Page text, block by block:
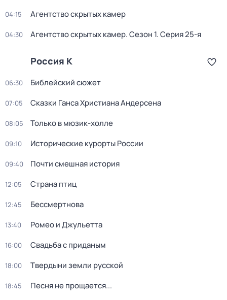
04:15 Агентство скрытых камер
04:30 Агентство скрытых камер. Сезон 1. Серия 25-я
Россия К
06:30 Библейский сюжет
07:05 Сказки Ганса Христиана Андерсена
08:05 Только в мюзик-холле
09:10 Исторические курорты России
09:40 Почти смешная история
12:05 Страна птиц
12:45 Бессмертнова
13:40 Ромео и Джульетта
16:00 Свадьба с приданым
18:00 Твердыни земли русской
18:45 Песня не прощается...